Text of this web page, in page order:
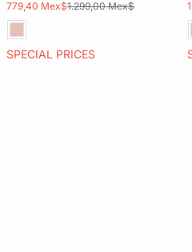
779,40 Mex$1.299,00 Mex$
SPECIAL PRICES